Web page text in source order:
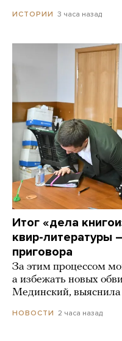
ИСТОРИИ 3 часа назад
Итог «дела
квир-литературы
приговора
За этим процессом
а избежать новых
Мединский, выяснила
НОВОСТИ 2 часа назад